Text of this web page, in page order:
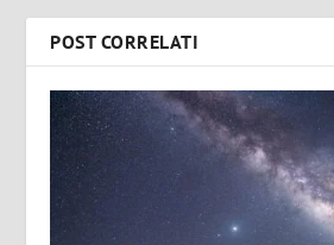
POST CORRELATI